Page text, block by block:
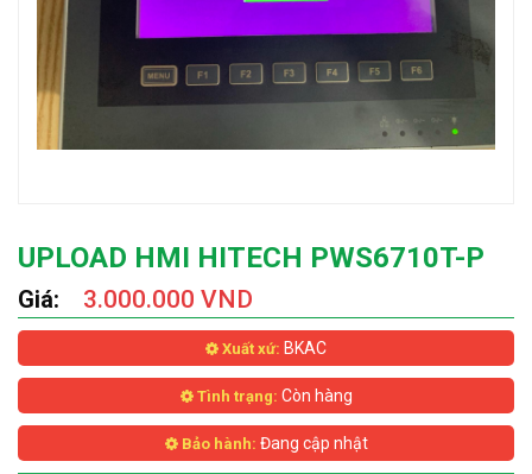
UPLOAD HMI HITECH PWS6710T-P
Giá: 3.000.000 VND
Xuất xứ: BKAC
Tình trạng: Còn hàng
Bảo hành: Đang cập nhật